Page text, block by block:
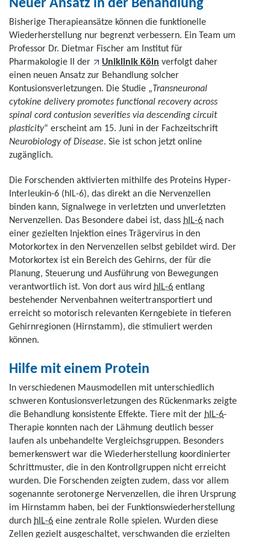
Bisherige Therapieansätze können die funktionelle
Wiederherstellung nur begrenzt verbessern. Ein Team um
Professor Dr. Dietmar Fischer am Institut für
Pharmakologie II der
Uniklinik Köln verfolgt daher
einen neuen Ansatz zur Behandlung solcher
Kontusionsverletzungen. Die Studie „Transneuronal
cytokine delivery promotes functional recovery across
spinal cord contusion severities via descending circuit
plasticity“ erscheint am 15. Juni in der Fachzeitschrift
Neurobiology of Disease. Sie ist schon jetzt online
zugänglich.
Die Forschenden aktivierten mithilfe des Proteins Hyper-
Interleukin-6 (hIL-6), das direkt an die Nervenzellen
binden kann, Signalwege in verletzten und unverletzten
Nervenzellen. Das Besondere dabei ist, dass hIL-6 nach
einer gezielten Injektion eines Trägervirus in den
Motorkortex in den Nervenzellen selbst gebildet wird. Der
Motorkortex ist ein Bereich des Gehirns, der für die
Planung, Steuerung und Ausführung von Bewegungen
verantwortlich ist. Von dort aus wird hIL-6 entlang
bestehender Nervenbahnen weitertransportiert und
erreicht so motorisch relevanten Kerngebiete in tieferen
Gehirnregionen (Hirnstamm), die stimuliert werden
können.
Hilfe mit einem Protein
In verschiedenen Mausmodellen mit unterschiedlich
schweren Kontusionsverletzungen des Rückenmarks zeigte
die Behandlung konsistente Effekte. Tiere mit der hIL-6-
Therapie konnten nach der Lähmung deutlich besser
laufen als unbehandelte Vergleichsgruppen. Besonders
bemerkenswert war die Wiederherstellung koordinierter
Schrittmuster, die in den Kontrollgruppen nicht erreicht
wurden. Die Forschenden zeigten zudem, dass vor allem
sogenannte serotonerge Nervenzellen, die ihren Ursprung
im Hirnstamm haben, bei der Funktionswiederherstellung
durch hIL-6 eine zentrale Rolle spielen. Wurden diese
Zellen gezielt ausgeschaltet, verschwanden die erzielten